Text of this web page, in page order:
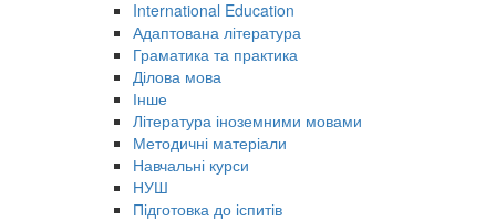
International Education
Адаптована література
Граматика та практика
Ділова мова
Інше
Література іноземними мовами
Методичні матеріали
Навчальні курси
НУШ
Підготовка до іспитів